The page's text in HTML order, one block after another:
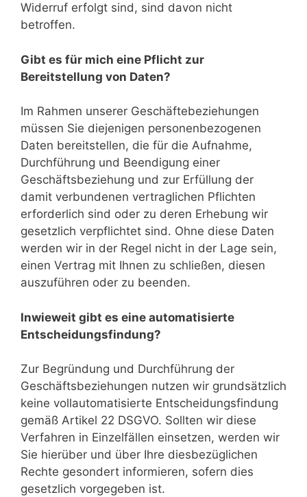
Widerruf erfolgt sind, sind davon nicht
betroffen.
Gibt es für mich eine Pflicht zur
Bereitstellung von Daten?
Im Rahmen unserer Geschäftebeziehungen
müssen Sie diejenigen personenbezogenen
Daten bereitstellen, die für die Aufnahme,
Durchführung und Beendigung einer
Geschäftsbeziehung und zur Erfüllung der
damit verbundenen vertraglichen Pflichten
erforderlich sind oder zu deren Erhebung wir
gesetzlich verpflichtet sind. Ohne diese Daten
werden wir in der Regel nicht in der Lage sein,
einen Vertrag mit Ihnen zu schließen, diesen
auszuführen oder zu beenden.
Inwieweit gibt es eine automatisierte
Entscheidungsfindung?
Zur Begründung und Durchführung der
Geschäftsbeziehungen nutzen wir grundsätzlich
keine vollautomatisierte Entscheidungsfindung
gemäß Artikel 22 DSGVO. Sollten wir diese
Verfahren in Einzelfällen einsetzen, werden wir
Sie hierüber und über Ihre diesbezüglichen
Rechte gesondert informieren, sofern dies
gesetzlich vorgegeben ist.